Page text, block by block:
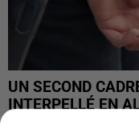
UN SECOND
INTERPELLÉ EN